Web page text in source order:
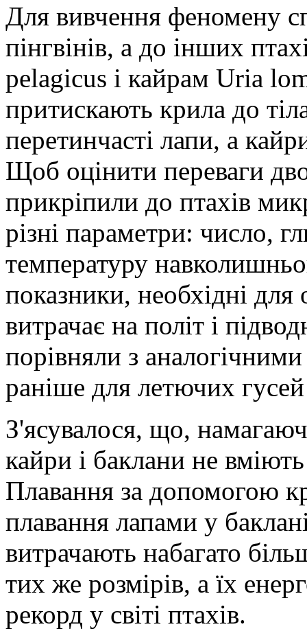
Для вивчення феномену
пінгвінів, а до інших
pelagicus і кайрам Uria
притискають крила до
перетинчасті лапи, а
Щоб оцінити переваги
прикріпили до птахів
різні параметри: число,
температуру
показники, необхідні для
витрачає на політ і
порівняли з
раніше для летючих гусей
З'ясувалося, що,
кайри і баклани не
Плавання за допомогою
плавання лапами у
витрачають набагато
тих же розмірів, а їх
рекорд у світі птахів.